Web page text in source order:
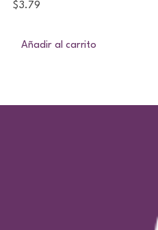
$3.79
Añadir al carrito